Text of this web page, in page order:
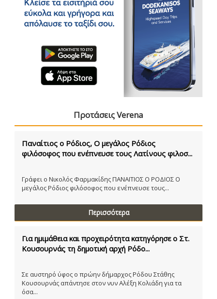
Προτάσεις Verena
Παναίτιος ο Ρόδιος, Ο μεγάλος Ρόδιος
φιλόσοφος που ενέπνευσε τους Λατίνους φιλοσ...
Γράφει ο Νικολός Φαρμακίδης ΠΑΝΑΙΤΙΟΣ Ο ΡΟΔΙΟΣ Ο
μεγάλος Ρόδιος φιλόσοφος που ενέπνευσε τους...
Περισσότερα
Για ημιμάθεια και προχειρότητα κατηγόρησε ο Στ.
Κουσουρνάς τη δημοτική αρχή Ρόδο...
Σε αυστηρό ύφος ο πρώην δήμαρχος Ρόδου Στάθης
Κουσουρνάς απάντησε στον νυν Αλέξη Κολιάδη για τα
όσα...